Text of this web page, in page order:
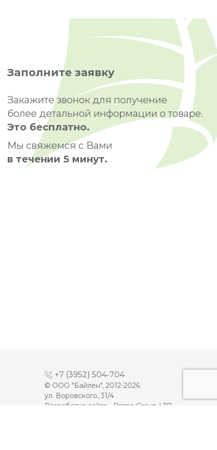
Заполните заявку
Закажите звонок для получение
более детальной информации о товаре.
Это бесплатно.
Мы свяжемся с Вами
в течении 5 минут.
+7 (3952) 504-704
© ООО "Байлен", 2012-2026
ул. Воровского, 31/4
Разработка сайта -
Prime Group LTD